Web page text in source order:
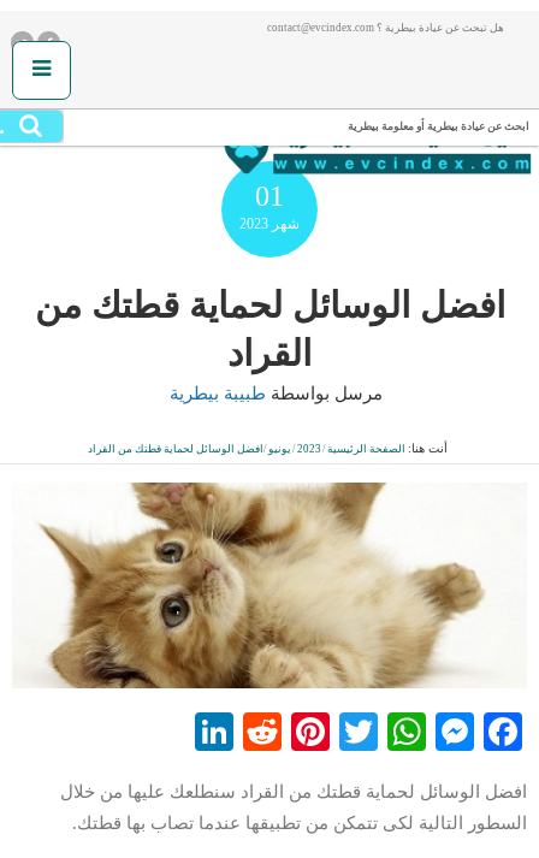
هل تبحث عن عيادة بيطرية ؟ contact@evcindex.com
ابحث عن عيادة بيطرية أو معلومة بيطرية
01
شهر 2023
افضل الوسائل لحماية قطتك من
القراد
مرسل بواسطة طبيبة بيطرية
أنت هنا: الصفحة الرئيسية/
2023
/ يونيو/افضل الوسائل لحماية قطتك من القراد
Facebook
Messenger
WhatsApp
Twitter
Pinterest
Reddit
افضل الوسائل لحماية قطتك من القراد سنطلعك عليها من خلال
السطور التالية لكى تتمكن من تطبيقها عندما تصاب بها قطتك.